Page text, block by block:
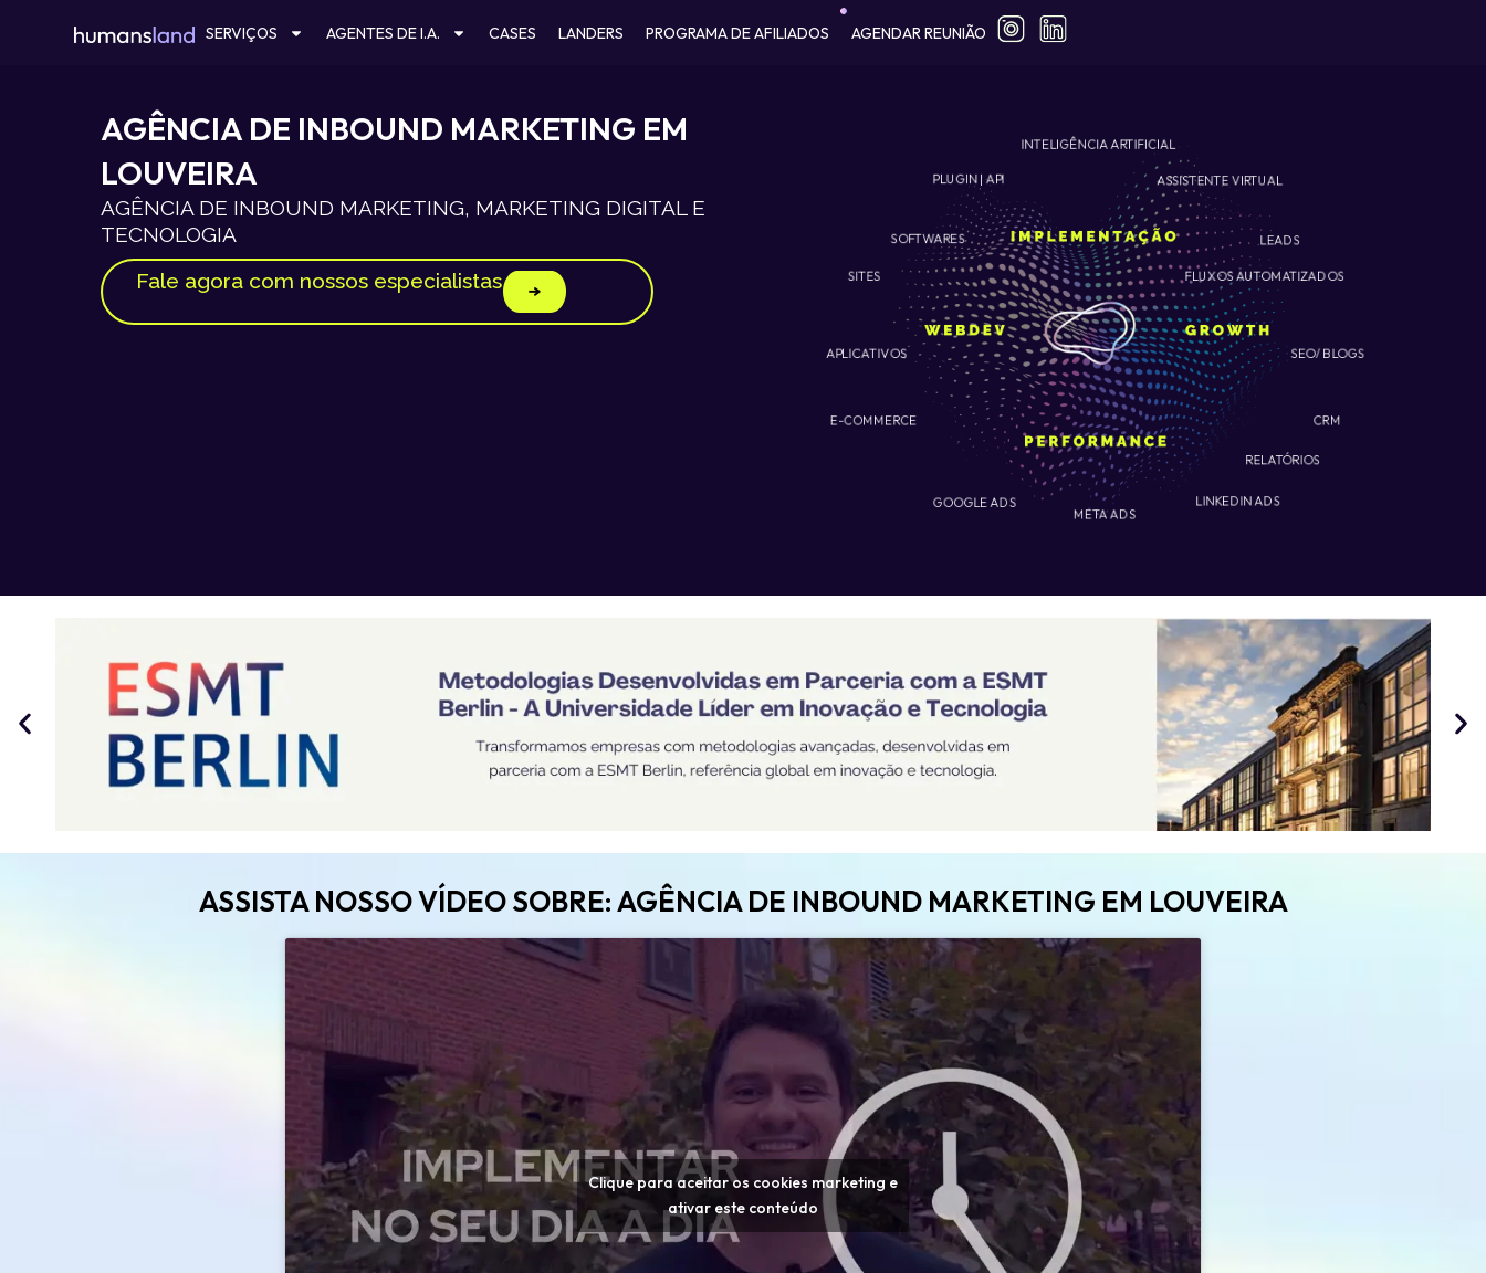
SERVIÇOS AGENTES DE I.A. CASES LANDERS PROGRAMA DE AFILIADOS AGENDAR REUNIÃO
AGÊNCIA DE INBOUND MARKETING EM
LOUVEIRA
AGÊNCIA DE INBOUND MARKETING, MARKETING DIGITAL E
TECNOLOGIA
Fale agora com nossos especialistas
GOOGLE ADS LINKEDIN ADS
APLICATIVOS
SITES
E-COMMERCE
META ADS
CRM
RELATÓRIOS
SEO/ BLOGS
FLUXOS AUTOMATIZADOS
INTELIGÊNCIA ARTIFICIAL
PLUGIN | API
SOFTWARES
ASSISTENTE VIRTUAL
LEADS
ASSISTA NOSSO VÍDEO SOBRE: AGÊNCIA DE INBOUND MARKETING EM LOUVEIRA
Clique para aceitar os cookies marketing e
ativar este conteúdo